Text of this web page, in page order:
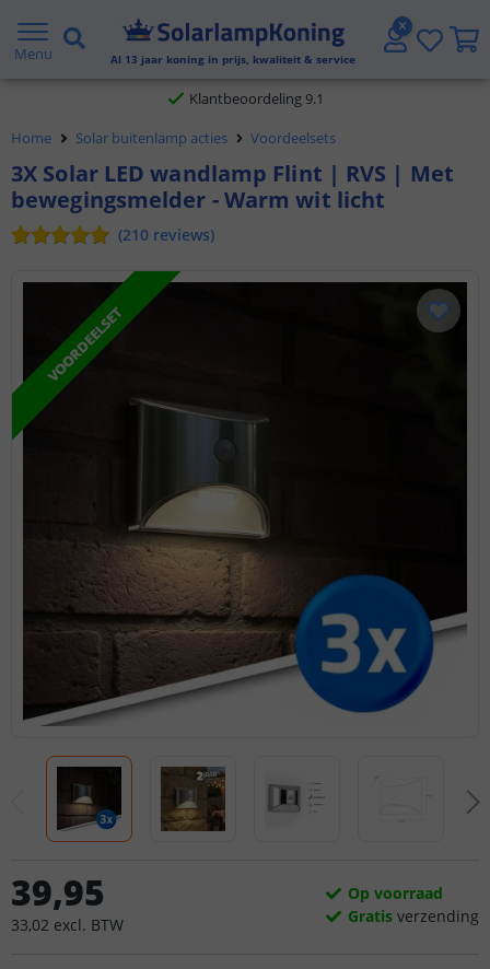
Menu Al 13 jaar koning in prijs, kwaliteit & service
Klantbeoordeling 9.1
morgen in huis
Home
Solar buitenlamp acties Voordeelsets
3X Solar LED wandlamp Flint | RVS | Met
bewegingsmelder - Warm wit licht
(210 reviews)
VOORDEELSET
39,95
33,02 excl. BTW
Op voorraad
Gratis verzending